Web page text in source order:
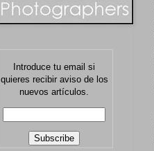
Introduce tu email si
quieres recibir aviso de los
nuevos artículos.